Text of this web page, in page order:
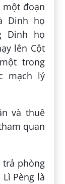
một đoạn
Dinh họ
Dinh họ
lên Cột
trong
mạch lý
và thuê
quan
trả phòng
Pèng là